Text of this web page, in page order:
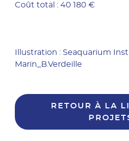
Coût total : 40 180 €
Illustration : Seaquarium
Marin_B.Verdeille
RETOUR À LA